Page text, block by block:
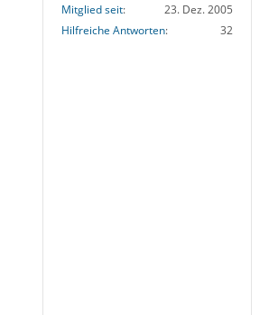
Mitglied seit
23. Dez. 2005
Hilfreiche Antworten
32